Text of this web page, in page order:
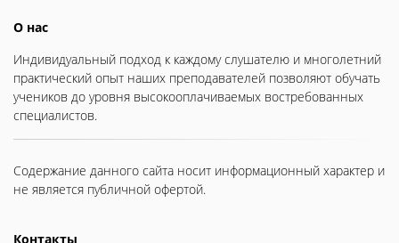
О нас
Индивидуальный подход к каждому слушателю и многолетний
практический опыт наших преподавателей позволяют обучать
учеников до уровня высокооплачиваемых востребованных
специалистов.
Содержание данного сайта носит информационный характер и
не является публичной офертой.
Контакты